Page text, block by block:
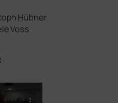
Hübner
Voss
: